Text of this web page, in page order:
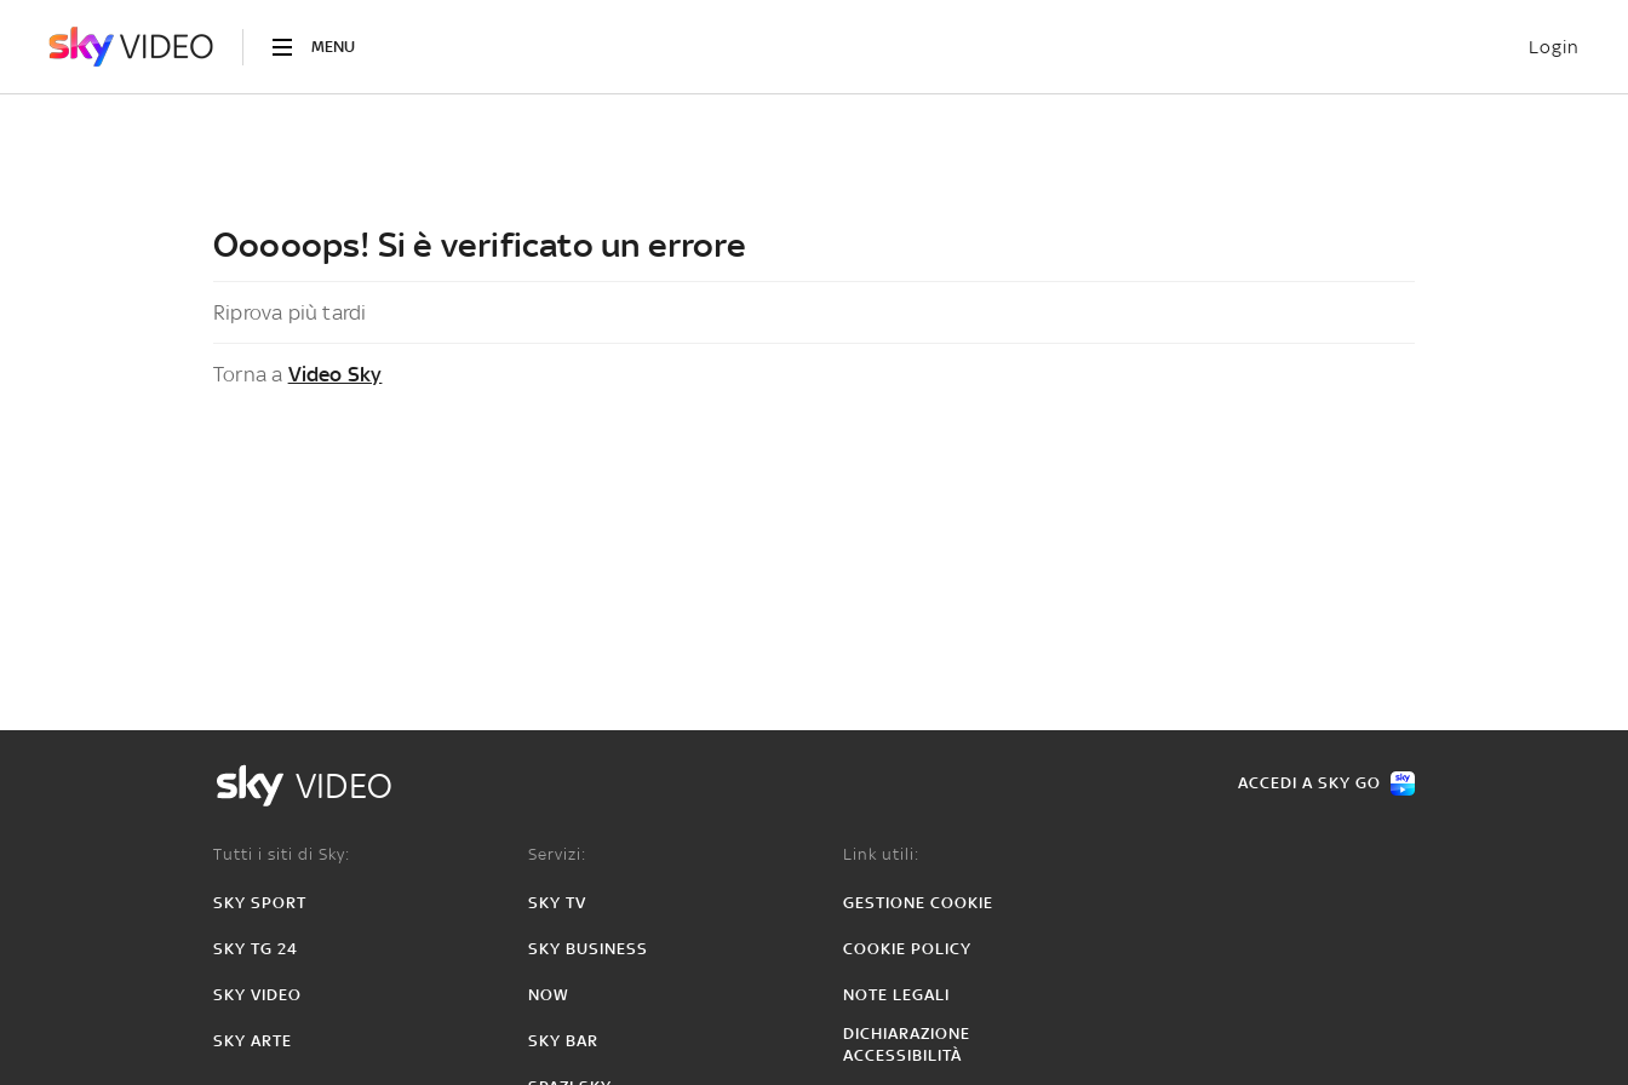
MENU Login
Ooooops! Si è verificato un errore
Riprova più tardi
Torna a Video Sky
VIDEO ACCEDI A SKY GO
Tutti i siti di Sky:
SKY SPORT
SKY TG 24
SKY VIDEO
SKY ARTE
Servizi:
SKY TV
SKY BUSINESS
NOW
SKY BAR
Link utili:
GESTIONE COOKIE
COOKIE POLICY
NOTE LEGALI
DICHIARAZIONE
ACCESSIBILITÀ